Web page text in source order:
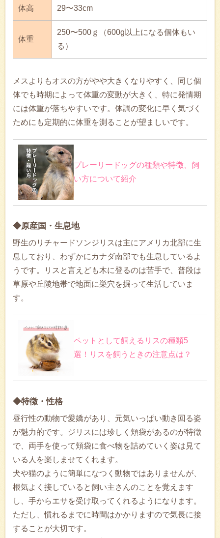
体高 29〜33cm
体重
250〜500ｇ（600g以上になる個体もい
る）
メスよりもオスの方がやや大きくなりやすく、同じ個
体でも時期によって体重の変動が大きく、特に発情期
には体重が落ちやすいです。体調の変化に早く気づく
ためにも定期的に体重を測ることが望ましいです。
プレーリードッグの種類や特徴、飼
い方について紹介
◆原産国・生息地
野生のリチャードソンジリスは主にアメリカ北部に生
息しており、わずかにカナダ南部でも生息しているよ
うです。リスと言えども木に登るのは苦手で、普段は
草原や丘陵地帯で地面に巣穴を掘って生活していま
す。
ペットとして飼えるリスの種類5
選！リスを飼うときの注意点は？
◆特徴・性格
昼行性の動物で愛嬌があり、元気いっぱい動き回る姿
が魅力的です。ジリスには珍しく頬袋があるのが特徴
で、両手を使って頬袋に食べ物を詰めていく姿は見て
いる人を楽しませてくれます。
犬や猫のように簡単になつく動物ではありませんが、
根気よく接していると飼い主さんのことを覚えます
し、手からエサを受け取ってくれるようになります。
ただし、慣れるまでに時間はかかりますので気長に接
することが大切です。